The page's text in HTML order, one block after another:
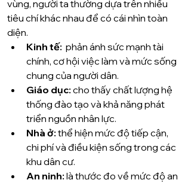
vùng, người ta thường dựa trên nhiều
tiêu chí khác nhau để có cái nhìn toàn
diện.
Kinh tế: phản ánh sức mạnh tài
chính, cơ hội việc làm và mức sống
chung của người dân.
Giáo dục: cho thấy chất lượng hệ
thống đào tạo và khả năng phát
triển nguồn nhân lực.
Nhà ở: thể hiện mức độ tiếp cận,
chi phí và điều kiện sống trong các
khu dân cư.
An ninh: là thước đo về mức độ an